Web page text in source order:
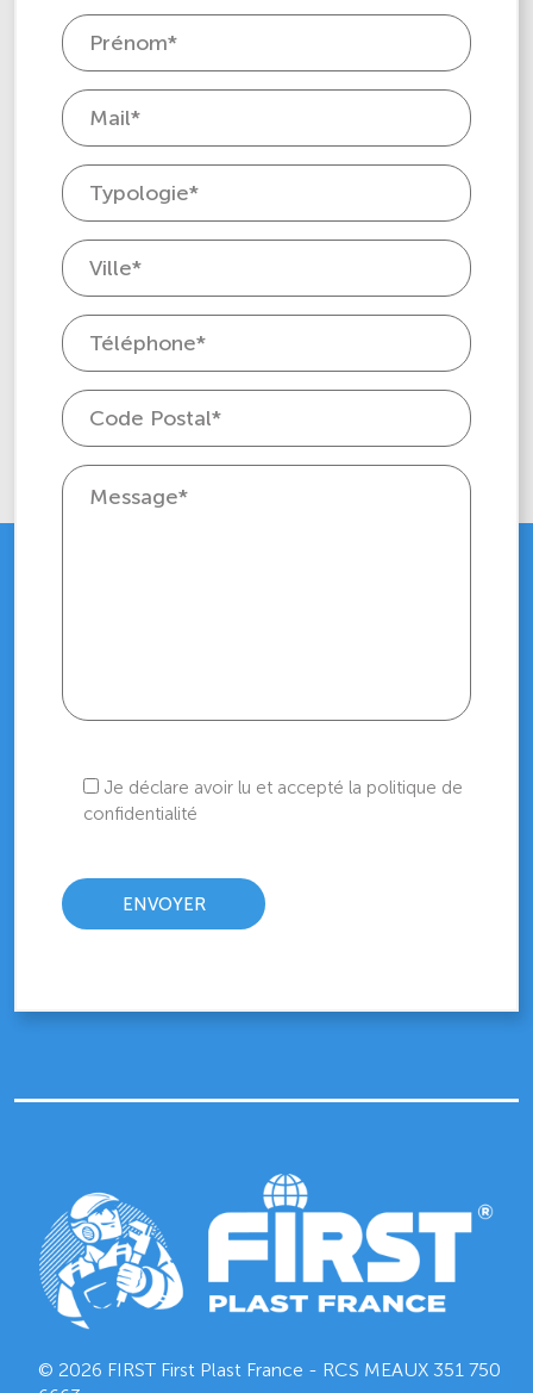
Je déclare avoir lu et accepté la politique de
confidentialité
© 2026 FIRST First Plast France - RCS MEAUX 351 750